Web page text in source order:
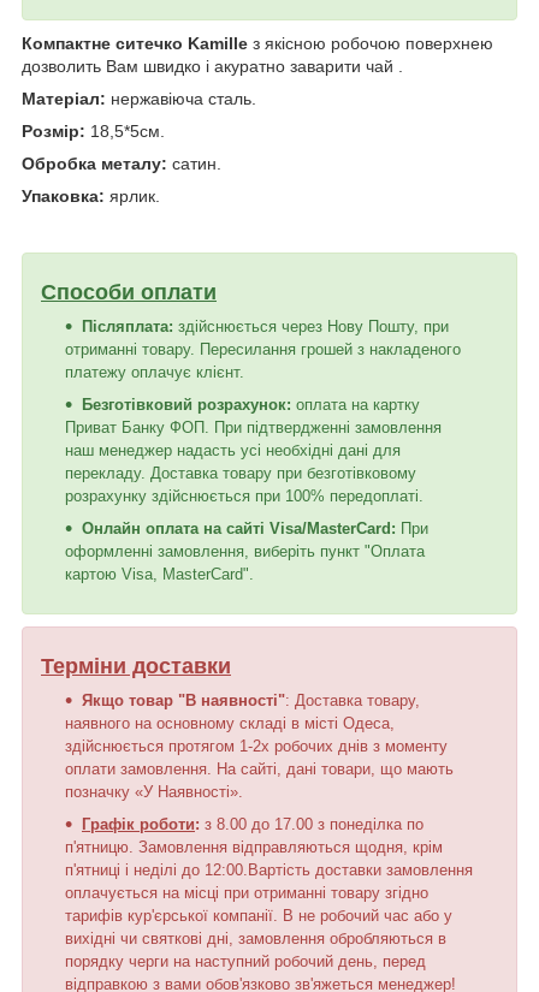
Компактне ситечко Kamille з якісною робочою поверхнею
дозволить Вам швидко і акуратно заварити чай .
Матеріал: нержавіюча сталь.
Розмір: 18,5*5см.
Обробка металу: сатин.
Упаковка: ярлик.
Способи оплати
Післяплата: здійснюється через Нову Пошту, при
отриманні товару. Пересилання грошей з накладеного
платежу оплачує клієнт.
Безготівковий розрахунок: оплата на картку
Приват Банку ФОП. При підтвердженні замовлення
наш менеджер надасть усі необхідні дані для
перекладу. Доставка товару при безготівковому
розрахунку здійснюється при 100% передоплаті.
Онлайн оплата на сайті Visa/MasterCard: При
оформленні замовлення, виберіть пункт "Оплата
картою Visa, MasterCard".
Терміни доставки
Якщо товар "В наявності": Доставка товару,
наявного на основному складі в місті Одеса,
здійснюється протягом 1-2х робочих днів з моменту
оплати замовлення. На сайті, дані товари, що мають
позначку «У Наявності».
Графік роботи: з 8.00 до 17.00 з понеділка по
п'ятницю. Замовлення відправляються щодня, крім
п'ятниці і неділі до 12:00.Вартість доставки замовлення
оплачується на місці при отриманні товару згідно
тарифів кур'єрської компанії. В не робочий час або у
вихідні чи святкові дні, замовлення обробляються в
порядку черги на наступний робочий день, перед
відправкою з вами обов'язково зв'яжеться менеджер!